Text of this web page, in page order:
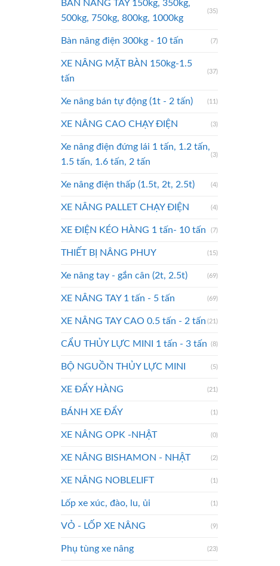
BÀN NÂNG TAY 150kg, 350kg,
500kg, 750kg, 800kg, 1000kg
(35)
Bàn nâng điện 300kg - 10 tấn (7)
XE NÂNG MẶT BÀN 150kg-1.5
tấn
(37)
Xe nâng bán tự động (1t - 2 tấn) (11)
XE NÂNG CAO CHẠY ĐIỆN (3)
Xe nâng điện đứng lái 1 tấn, 1.2 tấn,
1.5 tấn, 1.6 tấn, 2 tấn
(3)
Xe nâng điện thấp (1.5t, 2t, 2.5t) (4)
XE NÂNG PALLET CHẠY ĐIỆN (4)
XE ĐIỆN KÉO HÀNG 1 tấn- 10 tấn (7)
THIẾT BỊ NÂNG PHUY (15)
Xe nâng tay - gắn cân (2t, 2.5t) (69)
XE NÂNG TAY 1 tấn - 5 tấn (69)
XE NÂNG TAY CAO 0.5 tấn - 2 tấn (21)
CẨU THỦY LỰC MINI 1 tấn - 3 tấn (8)
BỘ NGUỒN THỦY LỰC MINI (5)
XE ĐẨY HÀNG (21)
BÁNH XE ĐẨY (1)
XE NÂNG OPK -NHẬT (0)
XE NÂNG BISHAMON - NHẬT (2)
XE NÂNG NOBLELIFT (1)
Lốp xe xúc, đào, lu, ủi (1)
VỎ - LỐP XE NÂNG (9)
Phụ tùng xe nâng (23)